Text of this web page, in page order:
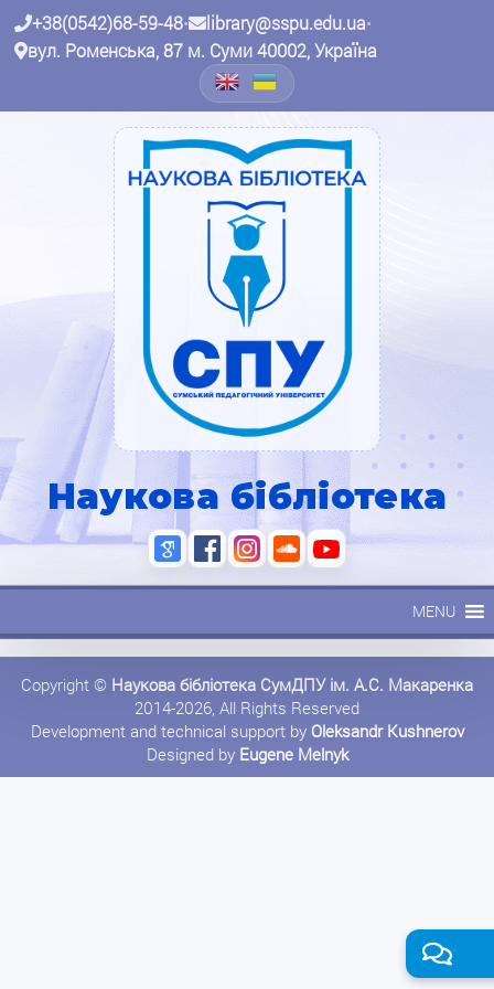
+38(0542)68-59-48• library@sspu.edu.ua•
вул. Роменська, 87 м. Суми 40002, Україна
Наукова бібліотека
MENU
Copyright © Наукова бібліотека СумДПУ ім. А.С. Макаренка
2014-2026, All Rights Reserved
Development and technical support by Oleksandr Kushnerov
Designed by Eugene Melnyk